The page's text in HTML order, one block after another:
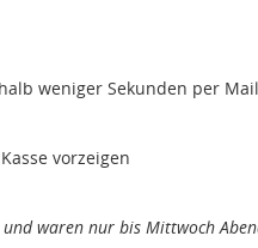
weniger Sekunden per Mail
vorzeigen
waren nur bis Mittwoch